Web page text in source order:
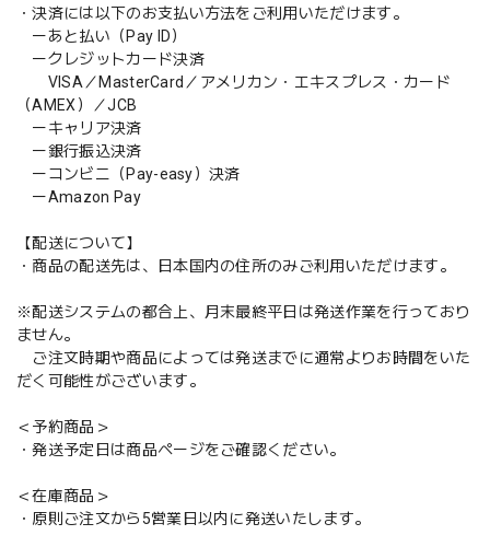
・決済には以下のお支払い方法をご利用いただけます。
ーあと払い（Pay ID）
ークレジットカード決済
VISA／MasterCard／アメリカン・エキスプレス・カード
（AMEX）／JCB
ーキャリア決済
ー銀行振込決済
ーコンビニ（Pay-easy）決済
ーAmazon Pay
【配送について】
・商品の配送先は、日本国内の住所のみご利用いただけます。
※配送システムの都合上、月末最終平日は発送作業を行っており
ません。
ご注文時期や商品によっては発送までに通常よりお時間をいた
だく可能性がございます。
＜予約商品＞
・発送予定日は商品ページをご確認ください。
＜在庫商品＞
・原則ご注文から5営業日以内に発送いたします。